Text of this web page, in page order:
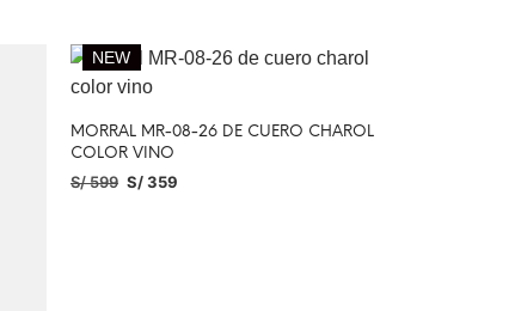
NEW
MORRAL MR-08-26 DE CUERO CHAROL
COLOR VINO
S/599 S/359